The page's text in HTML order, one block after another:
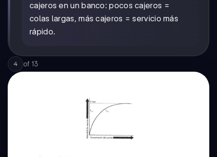
cajeros en un banco: pocos cajeros =
colas largas, más cajeros = servicio más
rápido.
4 of 13